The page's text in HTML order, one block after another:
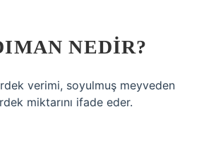
NEDIR?
verimi, soyulmuş meyveden
miktarını ifade eder.